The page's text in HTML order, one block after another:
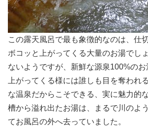
この露天風呂で最も象徴的なのは、仕
ボコッと上がってくる大量のお湯でし
ないようですが、新鮮な源泉100%のお
上がってくる様には誰しも目を奪われ
な温泉だからこそできる、実に魅力的
槽から溢れ出たお湯は、まるで川のよ
てお風呂の外へ去っていました。